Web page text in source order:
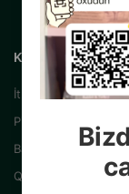
KATALOQ
İtlər üçün
Pişiklər üçün
Balıqlar üçün
Quşlar üçün